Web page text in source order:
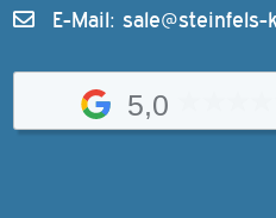
E-Mail: sale@steinfels-
5,0